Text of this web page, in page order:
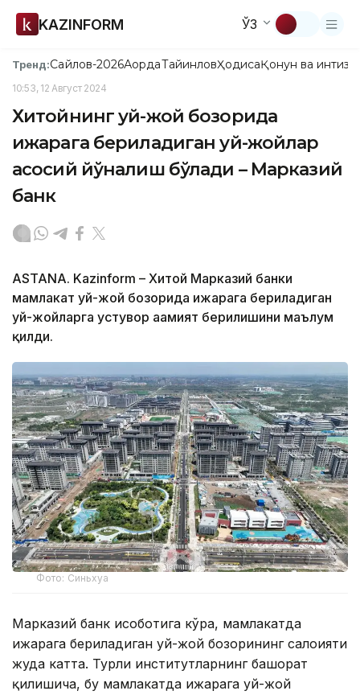
KAZINFORM ЎЗ
Тренд:Сайлов-2026АқордаТайинловҲодисаҚонун ва
10:53, 12 Август 2024
Хитойнинг уй-жой бозорида
ижарага бериладиган уй-жойлар
асосий йўналиш бўлади – Марказий
банк
ASTANA. Kazinform – Хитой Марказий банки
мамлакат уй-жой бозорида ижарага бериладиган
уй-жойларга устувор аҳамият берилишини маълум
қилди.
Фото: Синьхуа
Марказий банк ҳисоботига кўра, мамлакатда
ижарага бериладиган уй-жой бозорининг салоҳияти
жуда катта. Турли институтларнинг башорат
қилишича, бу мамлакатда ижарага уй-жой